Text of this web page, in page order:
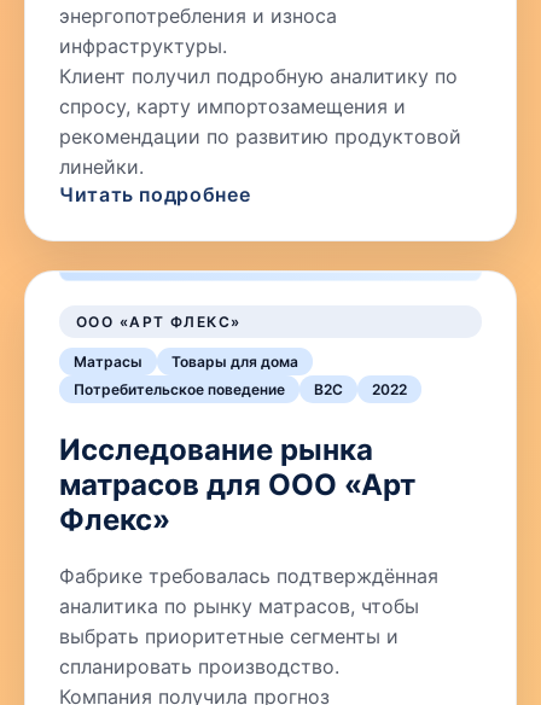
энергопотребления и износа
инфраструктуры.
Клиент получил подробную аналитику по
спросу, карту импортозамещения и
рекомендации по развитию продуктовой
линейки.
Читать подробнее
ООО «АРТ ФЛЕКС»
Матрасы
Товары для дома
Потребительское поведение
B2C 2022
Исследование рынка
матрасов для ООО «Арт
Флекс»
Фабрике требовалась подтверждённая
аналитика по рынку матрасов, чтобы
выбрать приоритетные сегменты и
спланировать производство.
Компания получила прогноз